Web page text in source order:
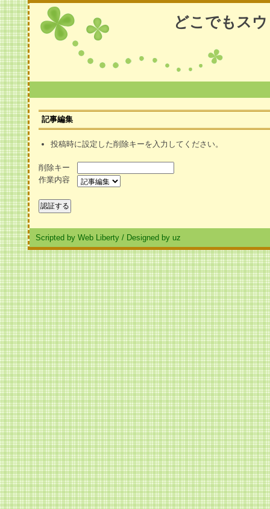
どこでもス
記事編集
投稿時に設定した削除キーを入力してください。
削除キー
作業内容
Scripted by Web Liberty / Designed by uz